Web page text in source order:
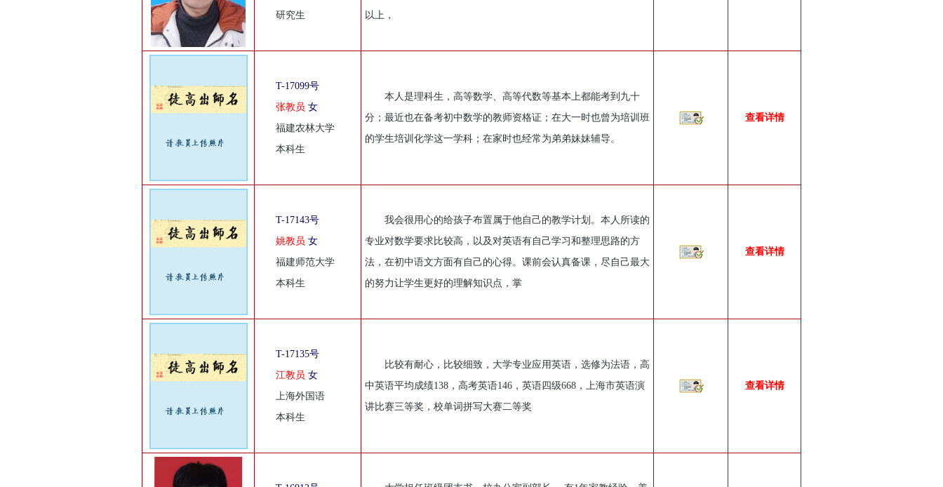
研究生
以上，
T-17099号
张教员 女
福建农林大学
本科生
本人是理科生，高等数学、高等代数等基本上都能考到九十
分；最近也在备考初中数学的教师资格证；在大一时也曾为培训班
的学生培训化学这一学科；在家时也经常为弟弟妹妹辅导。
查看详情
T-17143号
姚教员 女
福建师范大学
本科生
我会很用心的给孩子布置属于他自己的教学计划。本人所读的
专业对数学要求比较高，以及对英语有自己学习和整理思路的方
法，在初中语文方面有自己的心得。课前会认真备课，尽自己最大
的努力让学生更好的理解知识点，掌
查看详情
T-17135号
江教员 女
上海外国语
本科生
比较有耐心，比较细致，大学专业应用英语，选修为法语，高
中英语平均成绩138，高考英语146，英语四级668，上海市英语演
讲比赛三等奖，校单词拼写大赛二等奖
查看详情